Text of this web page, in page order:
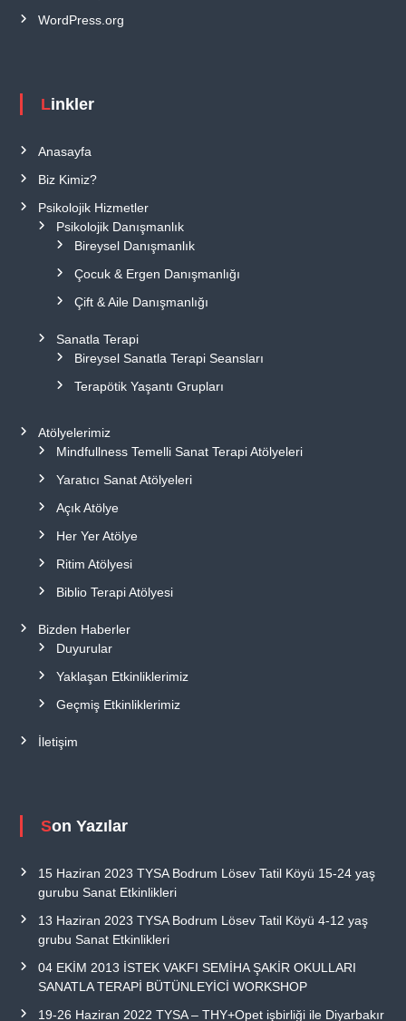
WordPress.org
Linkler
Anasayfa
Biz Kimiz?
Psikolojik Hizmetler
Psikolojik Danışmanlık
Bireysel Danışmanlık
Çocuk & Ergen Danışmanlığı
Çift & Aile Danışmanlığı
Sanatla Terapi
Bireysel Sanatla Terapi Seansları
Terapötik Yaşantı Grupları
Atölyelerimiz
Mindfullness Temelli Sanat Terapi Atölyeleri
Yaratıcı Sanat Atölyeleri
Açık Atölye
Her Yer Atölye
Ritim Atölyesi
Biblio Terapi Atölyesi
Bizden Haberler
Duyurular
Yaklaşan Etkinliklerimiz
Geçmiş Etkinliklerimiz
İletişim
Son Yazılar
15 Haziran 2023 TYSA Bodrum Lösev Tatil Köyü 15-24 yaş
gurubu Sanat Etkinlikleri
13 Haziran 2023 TYSA Bodrum Lösev Tatil Köyü 4-12 yaş
grubu Sanat Etkinlikleri
04 EKİM 2013 İSTEK VAKFI SEMİHA ŞAKİR OKULLARI
SANATLA TERAPİ BÜTÜNLEYİCİ WORKSHOP
19-26 Haziran 2022 TYSA – THY+Opet işbirliği ile Diyarbakır